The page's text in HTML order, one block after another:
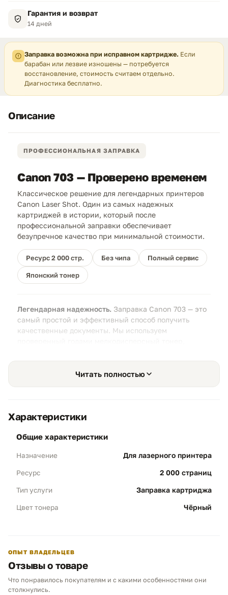
Гарантия и возврат
14 дней
Заправка возможна при исправном картридже. Если
барабан или лезвие изношены — потребуется
восстановление, стоимость считаем отдельно.
Диагностика бесплатно.
Описание
ПРОФЕССИОНАЛЬНАЯ ЗАПРАВКА
Canon 703 — Проверено временем
Классическое решение для легендарных принтеров
Canon Laser Shot. Один из самых надежных
картриджей в истории, который после
профессиональной заправки обеспечивает
безупречное качество при минимальной стоимости.
Ресурс 2 000 стр. Без чипа Полный сервис
Японский тонер
Легендарная надежность. Заправка Canon 703 — это
самый простой и эффективный способ получить
качественные документы. Мы используем
линий.
Полный объем:
тонера обеспечивает печать до 2 000
оригинального картриджа Canon 703.
каждого отпечатка.
Чистота печати:
обязательная очистка магнитного вала и
дозирующего лезвия. Это исключает
Читать полностью
Характеристики
общие характеристики
Назначение Для лазерного принтера
Ресурс 2 000 страниц
Тип услуги Заправка картриджа
Цвет тонера Чёрный
ОПЫТ ВЛАДЕЛЬЦЕВ
Отзывы о товаре
Что понравилось покупателям и с какими особенностями они
столкнулись.